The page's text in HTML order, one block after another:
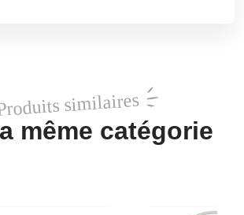
similaires
même catégorie